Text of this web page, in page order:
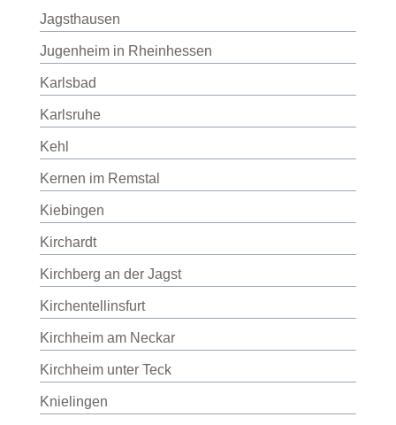
Jagsthausen
Jugenheim in Rheinhessen
Karlsbad
Karlsruhe
Kehl
Kernen im Remstal
Kiebingen
Kirchardt
Kirchberg an der Jagst
Kirchentellinsfurt
Kirchheim am Neckar
Kirchheim unter Teck
Knielingen